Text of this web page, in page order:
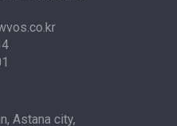
Astana city,